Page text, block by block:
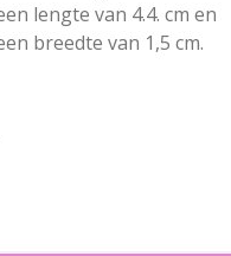
lengte van 4.4. cm en
breedte van 1,5 cm.